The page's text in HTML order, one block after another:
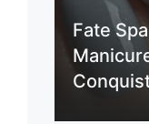
Fate